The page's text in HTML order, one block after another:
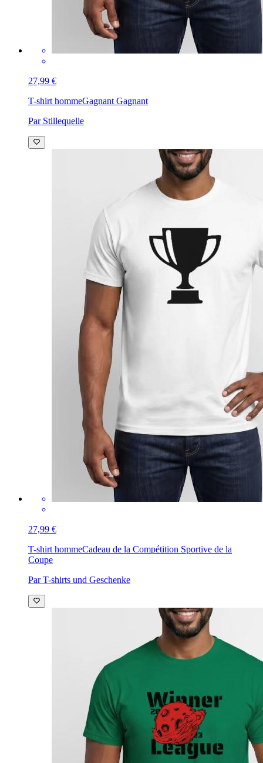
27,99 €
T-shirt hommeGagnant Gagnant
Par Stillequelle
27,99 €
T-shirt hommeCadeau de la Compétition Sportive de la
Coupe
Par T-shirts und Geschenke